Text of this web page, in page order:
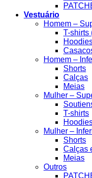
Vestuário
Homem –
T-shirts
Homem –
Shorts
Calças
Meias
Mulher –
T-shirts
Mulher –
Shorts
Calças
Meias
Outros